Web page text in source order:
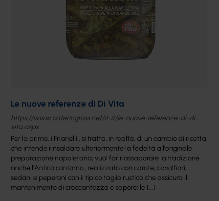
Le nuove referenze di Di Vita
https://www.cateringross.net/it-it/le-nuove-referenze-di-di-
vita.aspx
Per la prima, i Friarielli , si tratta, in realtà, di un cambio di ricetta,
che intende rinsaldare ulteriormente la fedeltà all’originale
preparazione napoletana; vuol far riassaporare la tradizione
anche l’Antico contorno , realizzato con carote, cavolfiori,
sedani e peperoni con il tipico taglio rustico che assicura il
mantenimento di croccantezza e sapore; le [...]